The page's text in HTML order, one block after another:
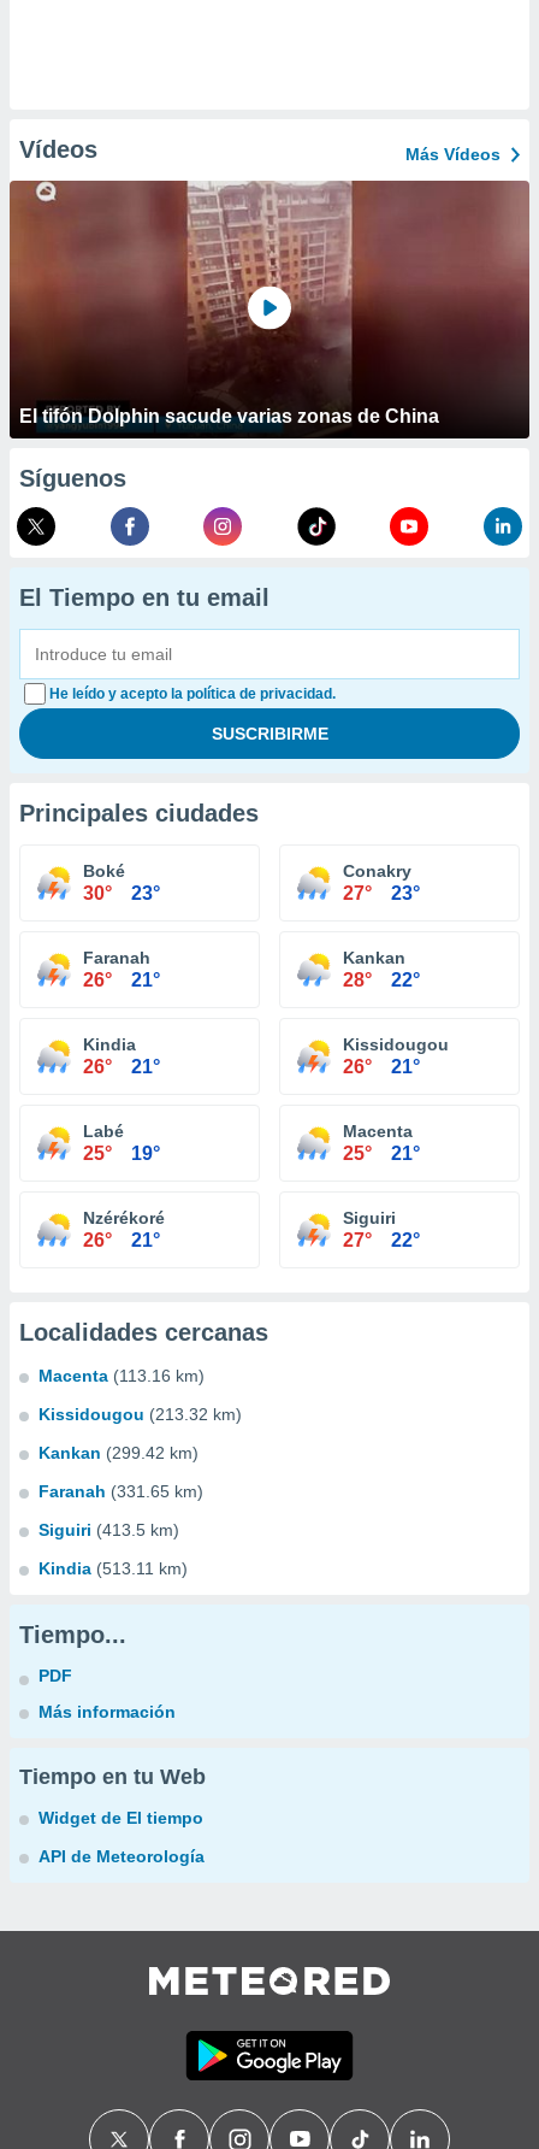
Vídeos Más Vídeos
El tifón Dolphin sacude varias zonas de China
Síguenos
El Tiempo en tu email
He leído y acepto la política de privacidad.
Principales ciudades
Boké
30° 23°
Conakry
27° 23°
Faranah
26° 21°
Kankan
28° 22°
Kindia
26° 21°
Kissidougou
26° 21°
Labé
25° 19°
Macenta
25° 21°
Nzérékoré
26° 21°
Siguiri
27° 22°
Localidades cercanas
Macenta (113.16 km)
Kissidougou (213.32 km)
Kankan (299.42 km)
Faranah (331.65 km)
Siguiri (413.5 km)
Kindia (513.11 km)
Tiempo...
PDF
Más información
Tiempo en tu Web
Widget de El tiempo
API de Meteorología